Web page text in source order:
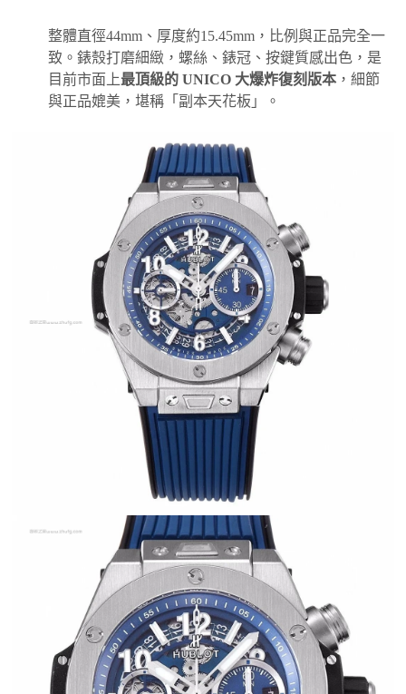
整體直徑44mm、厚度約15.45mm，比例與正品完全一
致。錶殼打磨細緻，螺絲、錶冠、按鍵質感出色，是
目前市面上最頂級的 UNICO 大爆炸復刻版本 ，細節
與正品媲美，堪稱「副本天花板」。